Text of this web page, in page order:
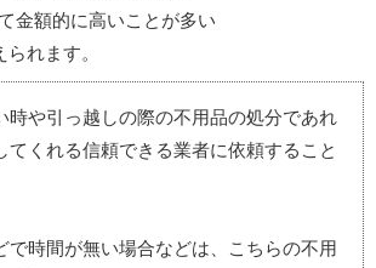
金額的に高いことが多い
れます。
時や引っ越しの際の不用品の処分であれ
てくれる信頼できる業者に依頼すること
で時間が無い場合などは、こちらの不用